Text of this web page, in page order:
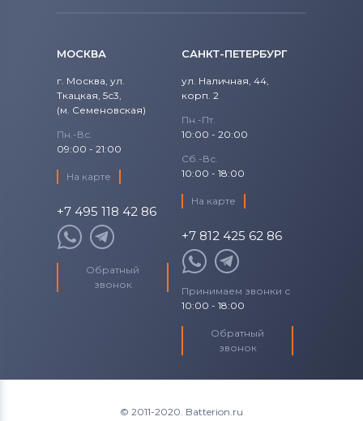
Аккумуляторы для ноутбуков
Machenike
Аккумуляторы для ноутбуковClevo
Аккумуляторы для ноутбуковSony
Аккумуляторы для ноутбуков
Fujitsu-Siemens
Аккумуляторы для ноутбуков
Аккумуляторы для ноутбуков
Аккумуляторы для ноутбуков
Precision 15
Studio
Studio 14
Venue
Vostro
XPS 15
1525
1526
1545
1564
МОСКВА
г. Москва, ул.
Ткацкая, 5с3,
(м. Семеновская)
Пн.-Вс.
09:00 - 21:00
На карте
+7 495 118 42 86
Обратный
звонок
САНКТ-ПЕТЕРБУРГ
ул. Наличная, 44,
корп. 2
Пн.-Пт.
10:00 - 20:00
Сб.-Вс.
10:00 - 18:00
На карте
+7 812 425 62 86
Принимаем звонки с
10:00 - 18:00
Обратный
звонок
© 2011-2020. Batterion.ru